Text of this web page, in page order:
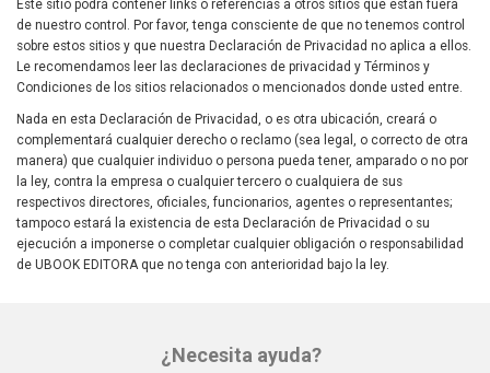
Este sitio podrá contener links o referencias a otros sitios que están fuera
de nuestro control. Por favor, tenga consciente de que no tenemos control
sobre estos sitios y que nuestra Declaración de Privacidad no aplica a ellos.
Le recomendamos leer las declaraciones de privacidad y Términos y
Condiciones de los sitios relacionados o mencionados donde usted entre.
Nada en esta Declaración de Privacidad, o es otra ubicación, creará o
complementará cualquier derecho o reclamo (sea legal, o correcto de otra
manera) que cualquier individuo o persona pueda tener, amparado o no por
la ley, contra la empresa o cualquier tercero o cualquiera de sus
respectivos directores, oficiales, funcionarios, agentes o representantes;
tampoco estará la existencia de esta Declaración de Privacidad o su
ejecución a imponerse o completar cualquier obligación o responsabilidad
de UBOOK EDITORA que no tenga con anterioridad bajo la ley.
¿Necesita ayuda?